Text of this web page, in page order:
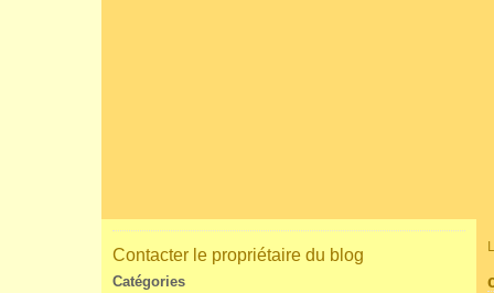
Contacter le propriétaire du blog
Catégories